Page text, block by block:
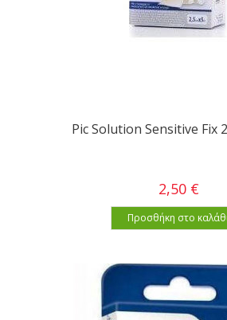
Pic Solution Sensitive Fix
2,50 €
Προσθήκη στο